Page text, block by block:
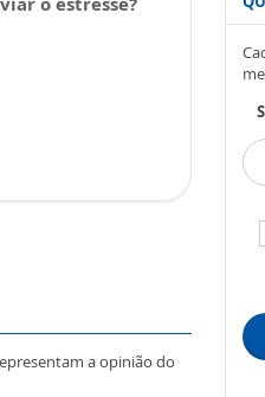
a opinião do